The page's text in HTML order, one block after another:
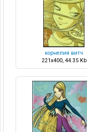
корнелия витч
221x400, 44.35 Kb